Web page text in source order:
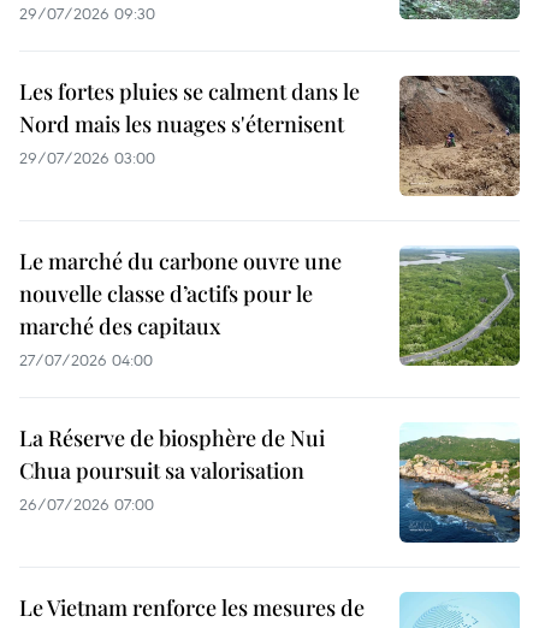
29/07/2026 09:30
Les fortes pluies se calment dans le
Nord mais les nuages s'éternisent
29/07/2026 03:00
Le marché du carbone ouvre une
nouvelle classe d’actifs pour le
marché des capitaux
27/07/2026 04:00
La Réserve de biosphère de Nui
Chua poursuit sa valorisation
26/07/2026 07:00
Le Vietnam renforce les mesures de